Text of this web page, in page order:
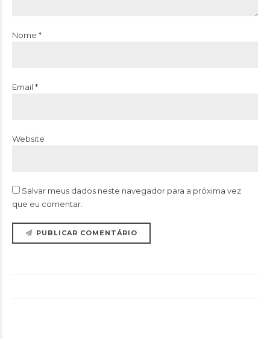
Nome *
Email *
Website
Salvar meus dados neste navegador para a próxima vez
que eu comentar.
PUBLICAR COMENTÁRIO